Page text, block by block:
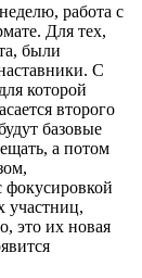
работа с
Для тех,
были
С
которой
второго
базовые
а потом
фокусировкой
участниц,
это их новая